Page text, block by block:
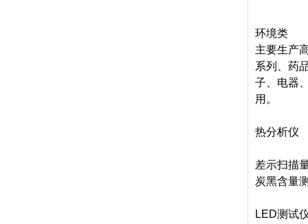
环境类
主要生产
系列、药
子、电器
用。
热分析仪
差示扫描
炭黑含量
LED测试